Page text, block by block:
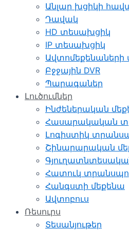
Անլար խցիկի
Դավակ
HD տեսախցիկ
IP տեսախցիկ
Ավտոմեքենաների
Բջջային DVR
Պարագաներ
Լուծումներ
Ինժեներական
Հասարակական
Լոգիստիկ
Շինարարական
Հատուկ
Հանգստի մեքենա
Ավտոբուս
Ռեսուրս
Տեսանյութեր